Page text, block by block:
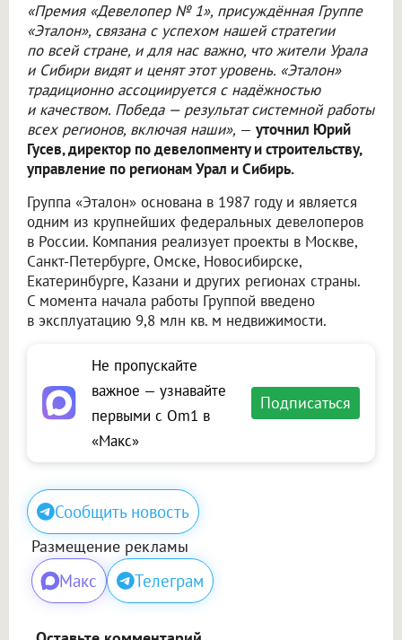
«Премия «Девелопер № 1», присуждённая Группе
«Эталон», связана с успехом нашей стратегии
по всей стране, и для нас важно, что жители Урала
и Сибири видят и ценят этот уровень. «Эталон»
традиционно ассоциируется с надёжностью
и качеством. Победа — результат системной работы
всех регионов, включая наши», — уточнил Юрий
Гусев, директор по девелопменту и строительству,
управление по регионам Урал и Сибирь.
Группа «Эталон» основана в 1987 году и является
одним из крупнейших федеральных девелоперов
в России. Компания реализует проекты в Москве,
Санкт-Петербурге, Омске, Новосибирске,
Екатеринбурге, Казани и других регионах страны.
С момента начала работы Группой введено
в эксплуатацию 9,8 млн кв. м недвижимости.
Не пропускайте
важное — узнавайте
первыми с Om1 в
«Макс»
Подписаться
Сообщить новость
Размещение рекламы
Макс Телеграм